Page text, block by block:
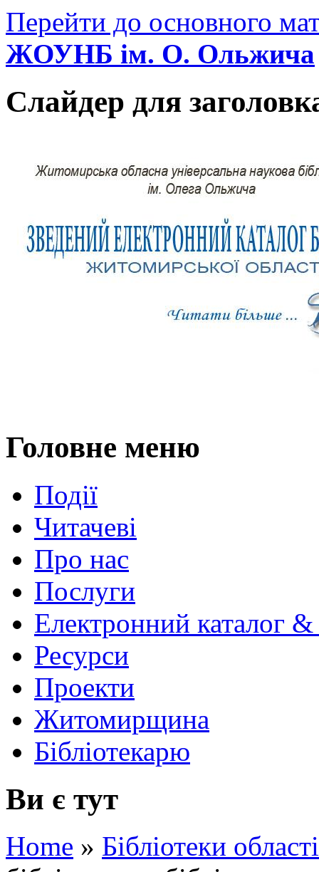
Перейти до основного
ЖОУНБ ім. О. Ольжича
Слайдер для
Головне меню
Події
Читачеві
Про нас
Послуги
Електронний каталог
Ресурси
Проекти
Житомирщина
Бібліотекарю
Ви є тут
Home » Бібліотеки області